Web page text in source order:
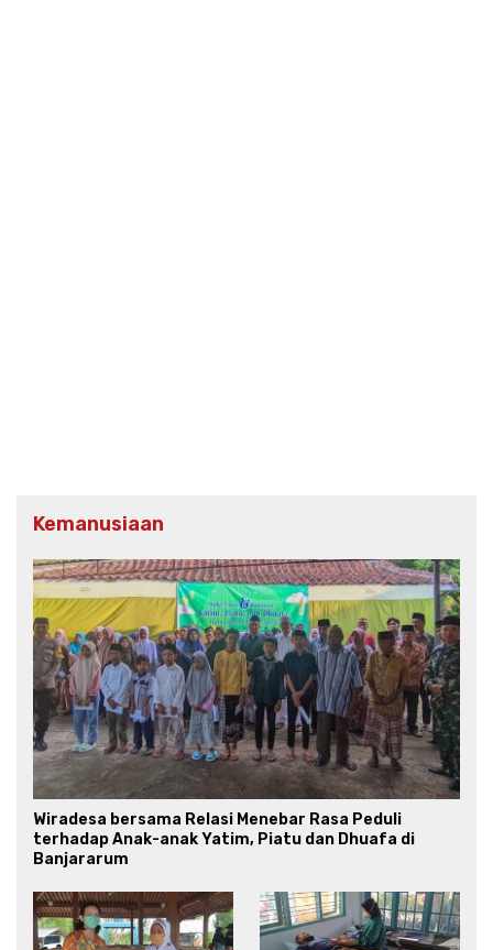
Kemanusiaan
Wiradesa bersama Relasi Menebar Rasa Peduli
terhadap Anak-anak Yatim, Piatu dan Dhuafa di
Banjararum